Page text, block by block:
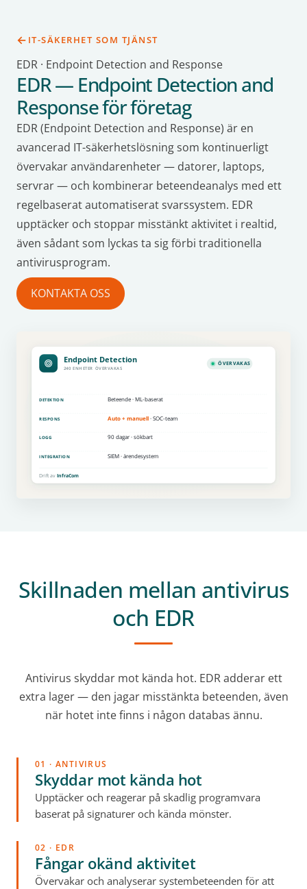
IT-SÄKERHET SOM TJÄNST
EDR · Endpoint Detection and Response
EDR — Endpoint Detection and
Response för företag
EDR (Endpoint Detection and Response) är en
avancerad IT-säkerhetslösning som kontinuerligt
övervakar användarenheter — datorer, laptops,
servrar — och kombinerar beteendeanalys med ett
regelbaserat automatiserat svarssystem. EDR
upptäcker och stoppar misstänkt aktivitet i realtid,
även sådant som lyckas ta sig förbi traditionella
antivirusprogram.
KONTAKTA OSS
Skillnaden mellan antivirus
och EDR
Antivirus skyddar mot kända hot. EDR adderar ett
extra lager — den jagar misstänkta beteenden, även
när hotet inte finns i någon databas ännu.
01 · ANTIVIRUS
Skyddar mot kända hot
Upptäcker och reagerar på skadlig programvara
baserat på signaturer och kända mönster.
02 · EDR
Fångar okänd aktivitet
Övervakar och analyserar systembeteenden för att